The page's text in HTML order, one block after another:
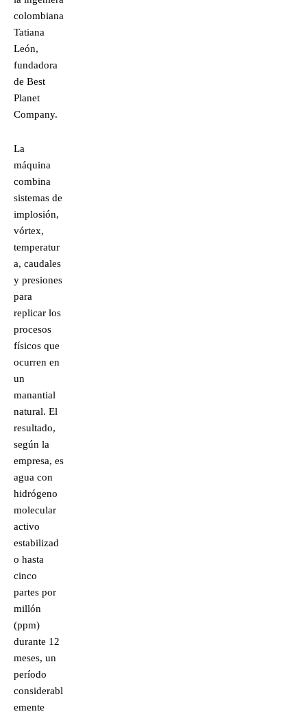
colombiana
Tatiana
León,
fundadora
de Best
Planet
Company.
La
máquina
combina
sistemas de
implosión,
vórtex,
temperatur
a, caudales
y presiones
para
replicar los
procesos
físicos que
ocurren en
un
manantial
natural. El
resultado,
según la
empresa, es
agua con
hidrógeno
molecular
activo
estabilizad
o hasta
cinco
partes por
millón
(ppm)
durante 12
meses, un
período
considerabl
emente